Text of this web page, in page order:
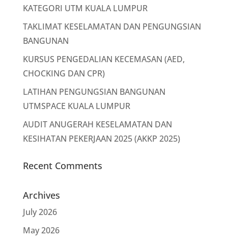
KATEGORI UTM KUALA LUMPUR
TAKLIMAT KESELAMATAN DAN PENGUNGSIAN
BANGUNAN
KURSUS PENGEDALIAN KECEMASAN (AED,
CHOCKING DAN CPR)
LATIHAN PENGUNGSIAN BANGUNAN
UTMSPACE KUALA LUMPUR
AUDIT ANUGERAH KESELAMATAN DAN
KESIHATAN PEKERJAAN 2025 (AKKP 2025)
Recent Comments
Archives
July 2026
May 2026